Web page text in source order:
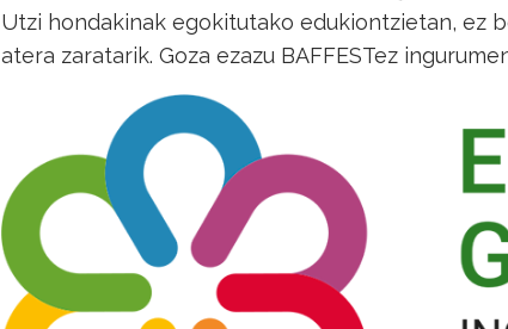
Utzi hondakinak egokitutako edukiontzietan, ez
atera zaratarik. Goza ezazu BAFFESTez